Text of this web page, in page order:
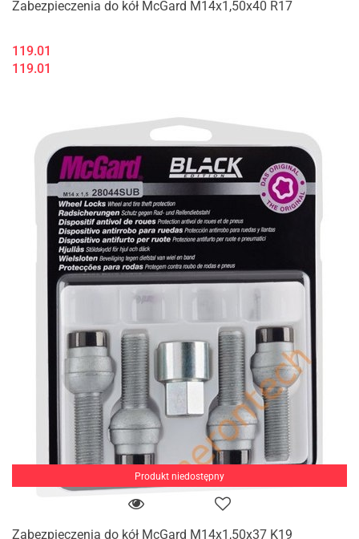
Zabezpieczenia do kół McGard M14x1,50x40 R17
119.01
119.01
Produkt niedostępny
Zabezpieczenia do kół McGard M14x1,50x37 K19